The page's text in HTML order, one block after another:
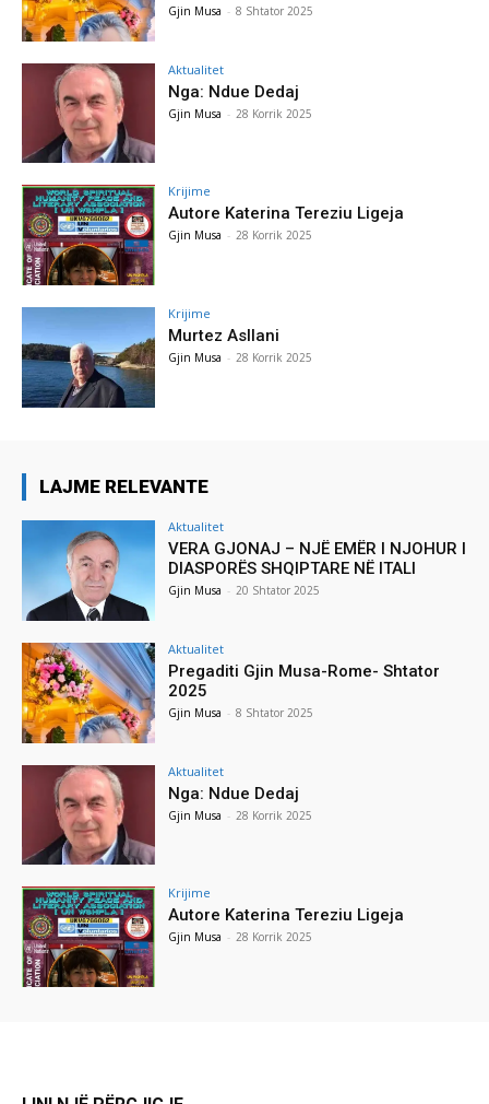
Gjin Musa - 8 Shtator 2025
Aktualitet
Nga: Ndue Dedaj
Gjin Musa - 28 Korrik 2025
Krijime
Autore Katerina Tereziu Ligeja
Gjin Musa - 28 Korrik 2025
Krijime
Murtez Asllani
Gjin Musa - 28 Korrik 2025
LAJME RELEVANTE
Aktualitet
VERA GJONAJ – NJË EMËR I NJOHUR I
DIASPORËS SHQIPTARE NË ITALI
Gjin Musa - 20 Shtator 2025
Aktualitet
Pregaditi Gjin Musa-Rome- Shtator
2025
Gjin Musa - 8 Shtator 2025
Aktualitet
Nga: Ndue Dedaj
Gjin Musa - 28 Korrik 2025
Krijime
Autore Katerina Tereziu Ligeja
Gjin Musa - 28 Korrik 2025